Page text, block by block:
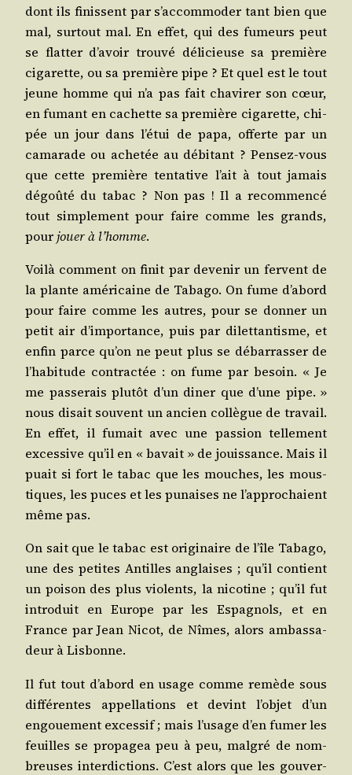
dont ils finissent par s’ac­com­mo­der tant bien que
mal, sur­tout mal. En effet, qui des fumeurs peut
se flat­ter d’a­voir trou­vé déli­cieuse sa pre­mière
ciga­rette, ou sa pre­mière pipe ? Et quel est le tout
jeune homme qui n’a pas fait cha­vi­rer son cœur,
en fumant en cachette sa pre­mière ciga­rette, chi­
pée un jour dans l’é­tui de papa, offerte par un
cama­rade ou ache­tée au débi­tant ? Pen­sez-vous
que cette pre­mière ten­ta­tive l’ait à tout jamais
dégoû­té du tabac ? Non pas ! Il a recom­men­cé
tout sim­ple­ment pour faire comme les grands,
pour jouer à l’homme.
Voi­là com­ment on finit par deve­nir un fervent de
la plante amé­ri­caine de Taba­go. On fume d’a­bord
pour faire comme les autres, pour se don­ner un
petit air d’im­por­tance, puis par dilet­tan­tisme, et
enfin parce qu’on ne peut plus se débar­ras­ser de
l’ha­bi­tude contrac­tée : on fume par besoin. « Je
me pas­se­rais plu­tôt d’un diner que d’une pipe. »
nous disait sou­vent un ancien col­lègue de tra­vail.
En effet, il fumait avec une pas­sion tel­le­ment
exces­sive qu’il en « bavait » de jouis­sance. Mais il
puait si fort le tabac que les mouches, les mous­
tiques, les puces et les punaises ne l’ap­pro­chaient
même pas.
On sait que le tabac est ori­gi­naire de l’île Taba­go,
une des petites Antilles anglaises ; qu’il contient
un poi­son des plus vio­lents, la nico­tine ; qu’il fut
intro­duit en Europe par les Espa­gnols, et en
France par Jean Nicot, de Nîmes, alors ambas­sa­
deur à Lisbonne.
Il fut tout d’a­bord en usage comme remède sous
dif­fé­rentes appel­la­tions et devint l’ob­jet d’un
engoue­ment exces­sif ; mais l’u­sage d’en fumer les
feuilles se pro­pa­gea peu à peu, mal­gré de nom­
breuses inter­dic­tions. C’est alors que les gou­ver­